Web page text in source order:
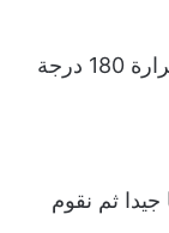
ثم نقوم بإشعال الفرن على درجة حرارة 180 درجة
ثم نقوم